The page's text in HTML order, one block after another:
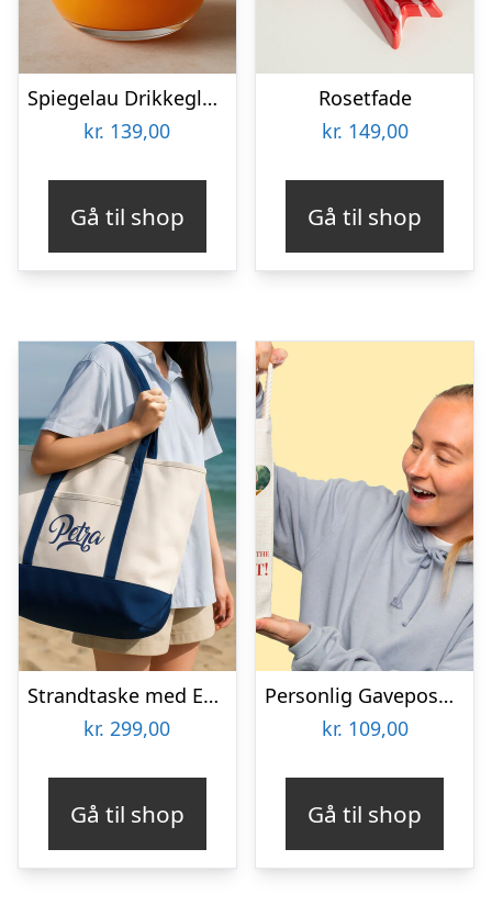
Spiegelau Drikkeglas med Gravering – Egen Tekst
kr. 139,00
Gå til shop
Rosetfade
kr. 149,00
Gå til shop
Strandtaske med Eget Design
kr. 299,00
Gå til shop
Personlig Gavepose til vin med Fotohjerte & Tekst
kr. 109,00
Gå til shop